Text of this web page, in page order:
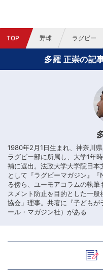
TOP 野球 ラグビー
多羅 正崇の記
1980年2月1日生まれ、神奈川
ラグビー部に所属し、大学1年
補に選出。法政大学大学院日本
として『ラグビーマガジン』
る傍ら、ユーモアコラムの執
スメント防止を目的とした一
協会」理事。共著に『子ども
ール・マガジン社）がある